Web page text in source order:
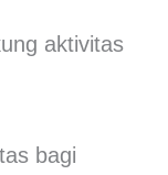
aktivitas
bagi